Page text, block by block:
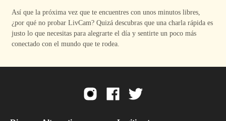
Así que la próxima vez que te encuentres con unos minutos libres,
¿por qué no probar LivCam? Quizá descubras que una charla rápida es
justo lo que necesitas para alegrarte el día y sentirte un poco más
conectado con el mundo que te rodea.